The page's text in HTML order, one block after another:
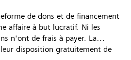
de dons et de financement
affaire à but lucratif. Ni les
n'ont de frais à payer. La
disposition gratuitement de